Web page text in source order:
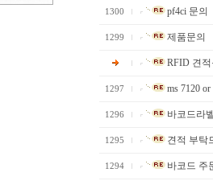
1300 pf4ci 문의
1299 제품문의
RFID 견
1297 ms 7120 or
1296 바코드라
1295 견적 부탁
1294 바코드 주